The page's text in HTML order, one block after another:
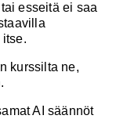
esseitä ei saa
kurssilta ne,
AI säännöt